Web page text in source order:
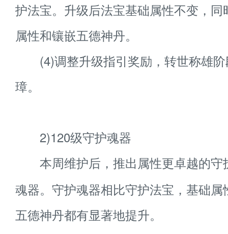
护法宝。升级后法宝基础属性不变，
属性和镶嵌五德神丹。
(4)调整升级指引奖励，转世称雄阶
璋。
2)120级守护魂器
本周维护后，推出属性更卓越的
魂器。守护魂器相比守护法宝，基础
五德神丹都有显著地提升。